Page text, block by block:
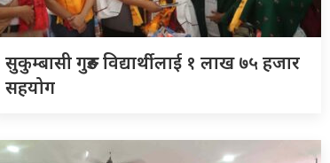
सुकुम्बासी गुरुङ विद्यार्थीलाई १ लाख ७५ हजार
सहयोग